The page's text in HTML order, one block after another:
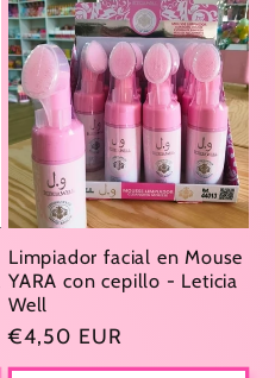
Limpiador facial en Mouse
YARA con cepillo - Leticia
Well
Precio
habitual
€4,50 EUR